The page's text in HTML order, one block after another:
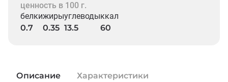
ценность в 100 г.
белки
0.7
жиры
0.35
углеводы
13.5
ккал
60
Описание Характеристики